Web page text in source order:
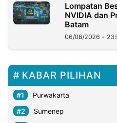
Lompatan
NVIDIA dan
Batam
06/08/2026 -
KABAR PILIHAN
Purwakarta
Sumenep